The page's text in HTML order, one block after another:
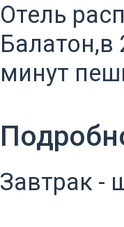
Отель
минут
Завтрак -